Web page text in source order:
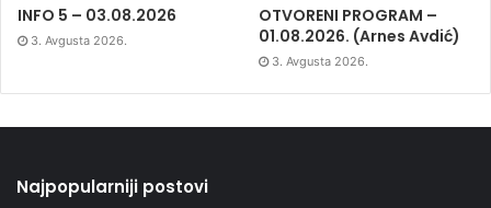
INFO 5 – 03.08.2026
3. Avgusta 2026.
OTVORENI PROGRAM –
01.08.2026. (Arnes Avdić)
3. Avgusta 2026.
Najpopularniji postovi